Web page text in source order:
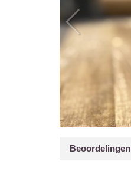
Beoordelingen